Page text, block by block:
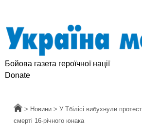
Бойова газета героїчної нації
Donate
Головна
> Новини > У Тбілісі вибухнули
смерті 16-річного юнака